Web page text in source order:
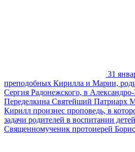
31
преподобных Кирилла и Марии,
Сергия Радонежского, в
Переделкина Святейший Патриарх
Кирилл произнес проповедь, в
задачи родителей в воспитании
Священномученик протоиерей